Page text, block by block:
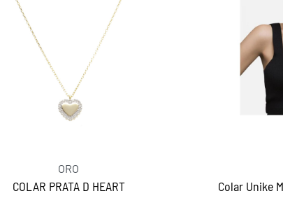
ORO
COLAR PRATA D HEART Colar Unike